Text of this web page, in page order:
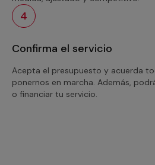
4
Confirma el servicio
Acepta el presupuesto y acuerda
ponernos en marcha. Además,
o financiar tu servicio.